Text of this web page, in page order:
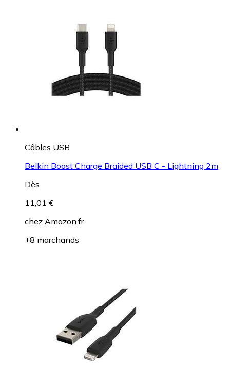
Câbles USB
Belkin Boost Charge Braided USB C - Lightning 2m
Dès
11,01 €
chez Amazon.fr
+8 marchands